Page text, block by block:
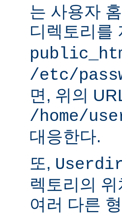
는 사용자
디렉토리를
/etc/
면, 위의
/home/
대응한다.
또,
렉토리의
여러 다른